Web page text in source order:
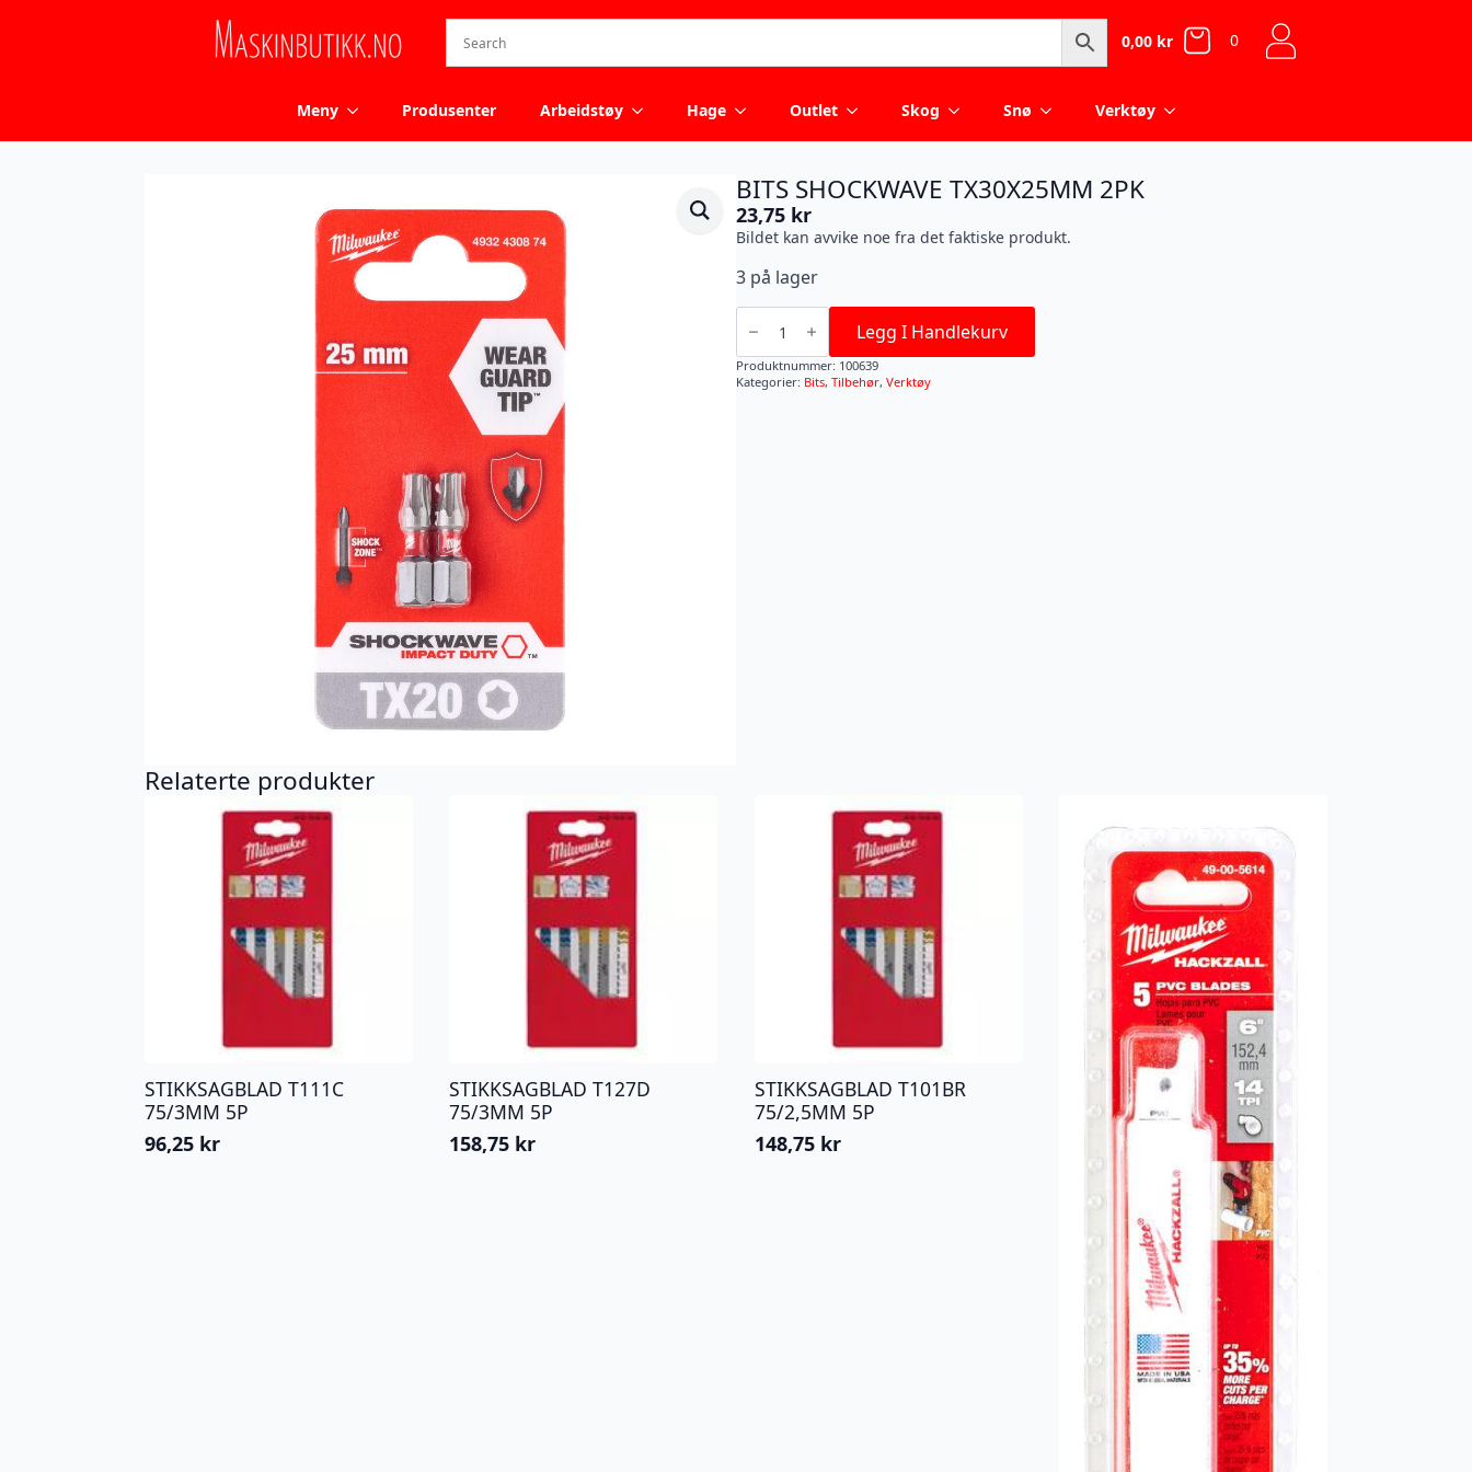
0,00 kr 0
Meny Produsenter Arbeidstøy Hage Outlet Skog Snø Verktøy
BITS SHOCKWAVE TX30X25MM 2PK
23,75 kr
Bildet kan avvike noe fra det faktiske produkt.
3 på lager
BITS
SHOCKWAVE
TX30X25MM
2PK
antall
Legg I Handlekurv
Produktnummer: 100639
Kategorier: Bits, Tilbehør, Verktøy
Relaterte produkter
STIKKSAGBLAD T111C
75/3MM 5P
96,25 kr
STIKKSAGBLAD T127D
75/3MM 5P
158,75 kr
STIKKSAGBLAD T101BR
75/2,5MM 5P
148,75 kr